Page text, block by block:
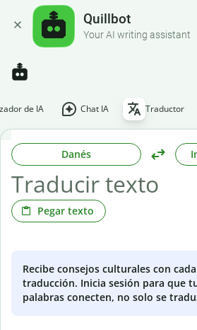
Quillbot
Your AI writing assistant
de IA Chat IA Traductor
Danés
Pegar texto
Recibe consejos culturales con cada
traducción. Inicia sesión para que
palabras conecten, no solo se